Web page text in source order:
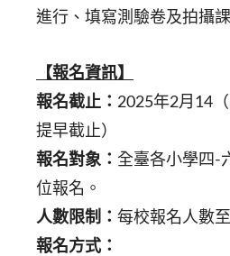
進行、填寫測驗卷及拍攝
【報名資訊】
報名截止： 2025年2月14
提早截止）
報名對象： 全臺各小學四-
位報名。
人數限制： 每校報名人數
報名方式：